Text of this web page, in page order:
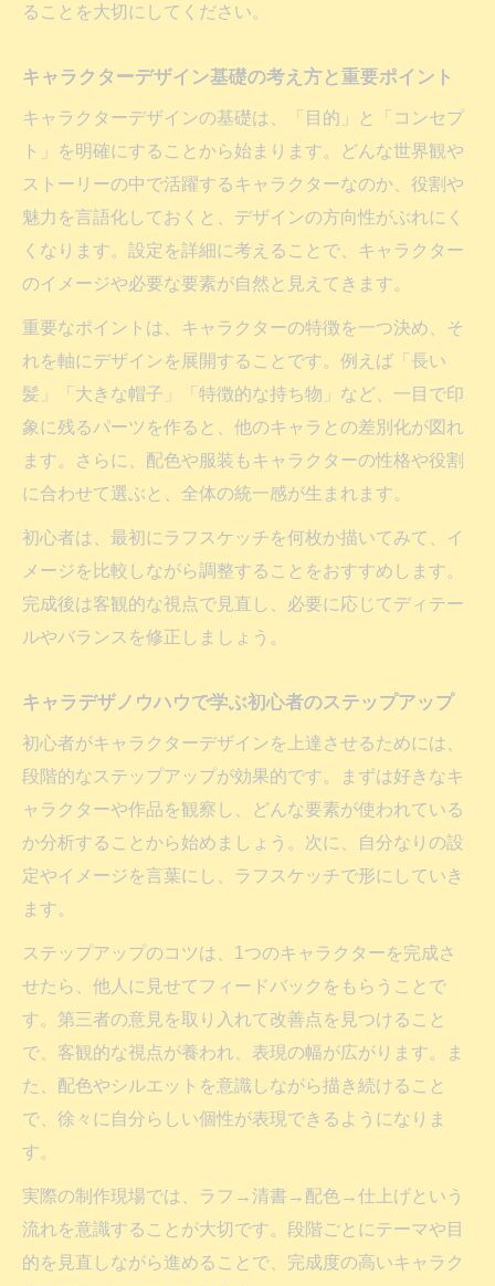
ることを大切にしてください。
キャラクターデザイン基礎の考え方と重要ポイント
キャラクターデザインの基礎は、「目的」と「コンセプ
ト」を明確にすることから始まります。どんな世界観や
ストーリーの中で活躍するキャラクターなのか、役割や
魅力を言語化しておくと、デザインの方向性がぶれにく
くなります。設定を詳細に考えることで、キャラクター
のイメージや必要な要素が自然と見えてきます。
重要なポイントは、キャラクターの特徴を一つ決め、そ
れを軸にデザインを展開することです。例えば「長い
髪」「大きな帽子」「特徴的な持ち物」など、一目で印
象に残るパーツを作ると、他のキャラとの差別化が図れ
ます。さらに、配色や服装もキャラクターの性格や役割
に合わせて選ぶと、全体の統一感が生まれます。
初心者は、最初にラフスケッチを何枚か描いてみて、イ
メージを比較しながら調整することをおすすめします。
完成後は客観的な視点で見直し、必要に応じてディテー
ルやバランスを修正しましょう。
キャラデザノウハウで学ぶ初心者のステップアップ
初心者がキャラクターデザインを上達させるためには、
段階的なステップアップが効果的です。まずは好きなキ
ャラクターや作品を観察し、どんな要素が使われている
か分析することから始めましょう。次に、自分なりの設
定やイメージを言葉にし、ラフスケッチで形にしていき
ます。
ステップアップのコツは、1つのキャラクターを完成さ
せたら、他人に見せてフィードバックをもらうことで
す。第三者の意見を取り入れて改善点を見つけること
で、客観的な視点が養われ、表現の幅が広がります。ま
た、配色やシルエットを意識しながら描き続けること
で、徐々に自分らしい個性が表現できるようになりま
す。
実際の制作現場では、ラフ→清書→配色→仕上げという
流れを意識することが大切です。段階ごとにテーマや目
的を見直しながら進めることで、完成度の高いキャラク